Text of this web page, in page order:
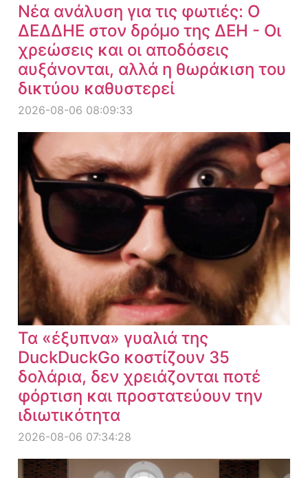
Νέα ανάλυση για τις φωτιές: Ο
ΔΕΔΔΗΕ στον δρόμο της ΔΕΗ - Οι
χρεώσεις και οι αποδόσεις
αυξάνονται, αλλά η θωράκιση του
δικτύου καθυστερεί
2026-08-06 08:09:33
Τα «έξυπνα» γυαλιά της
DuckDuckGo κοστίζουν 35
δολάρια, δεν χρειάζονται ποτέ
φόρτιση και προστατεύουν την
ιδιωτικότητα
2026-08-06 07:34:28